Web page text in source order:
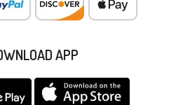
APP